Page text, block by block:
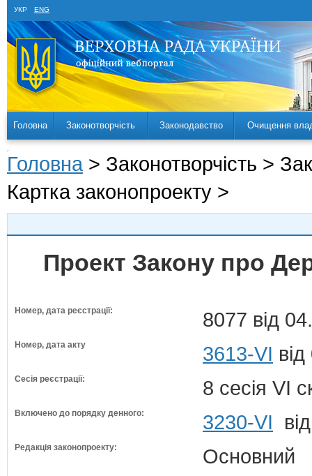
УКР ENG
Головна Законотворчість Законодавство Очищення
Головна > Законотворчість >
Картка законопроекту >
Проект Закону про
Номер, дата реєстрації: 8077 від
Номер, дата акту 3613-VI
Сесія реєстрації: 8 сесія VI
Включено до порядку денного: 3230-VI
Редакція законопроекту: Основний